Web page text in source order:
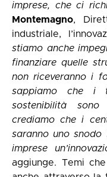
imprese, che ci
Montemagno,
industriale,
stiamo anche
finanziare quelle
non riceveranno i
sappiamo che i
sostenibilità sono
crediamo che i
saranno uno
imprese
aggiunge. Temi